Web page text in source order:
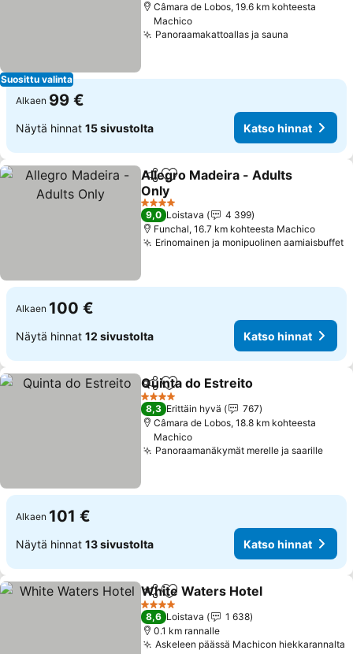
Suosittu valinta
Câmara de Lobos, 19.6 km kohteesta
Machico
Panoraamakattoallas ja sauna
Alkaen 99 €
Näytä hinnat 15 sivustolta Katso hinnat
Jaa Lisää suosikkeihin
Allegro Madeira - Adults
Only
4 Tähtiluokitus
9,0 Loistava
4 399
Funchal, 16.7 km kohteesta Machico
Erinomainen ja monipuolinen aamiaisbuffet
Alkaen 100 €
Näytä hinnat 12 sivustolta Katso hinnat
Jaa Lisää suosikkeihin
Quinta do Estreito
4 Tähtiluokitus
8,3 Erittäin hyvä
767
Câmara de Lobos, 18.8 km kohteesta
Machico
Panoraamanäkymät merelle ja saarille
Alkaen 101 €
Näytä hinnat 13 sivustolta Katso hinnat
Jaa Lisää suosikkeihin
White Waters Hotel
4 Tähtiluokitus
8,6 Loistava
1 638
0.1 km rannalle
Askeleen päässä Machicon hiekkarannalta